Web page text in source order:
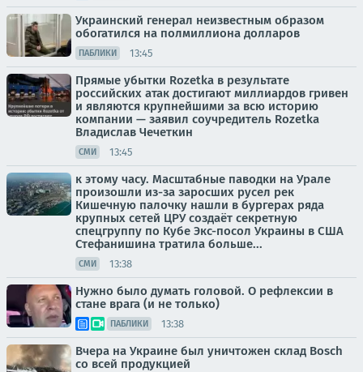
Украинский генерал неизвестным образом
обогатился на полмиллиона долларов
ПАБЛИКИ 13:45
Прямые убытки Rozetka в результате
российских атак достигают миллиардов гривен
и являются крупнейшими за всю историю
компании — заявил соучредитель Rozetka
Владислав Чечеткин
СМИ 13:45
к этому часу. Масштабные паводки на Урале
произошли из-за заросших русел рек
Кишечную палочку нашли в бургерах ряда
крупных сетей ЦРУ создаёт секретную
спецгруппу по Кубе Экс-посол Украины в США
Стефанишина тратила больше...
СМИ 13:38
Нужно было думать головой. О рефлексии в
стане врага (и не только)
ПАБЛИКИ 13:38
Вчера на Украине был уничтожен склад Bosch
со всей продукцией